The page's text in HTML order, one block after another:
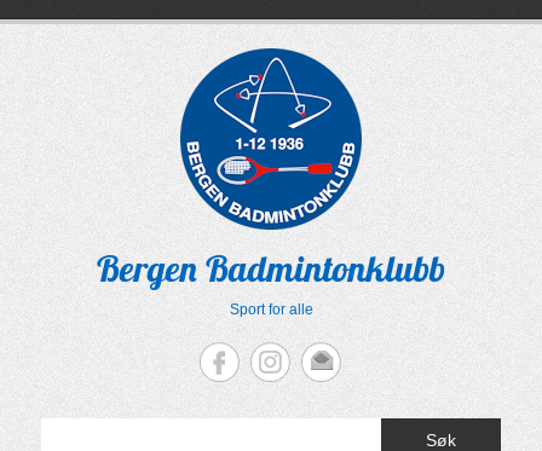
Bergen Badmintonklubb
Sport for alle
Søk